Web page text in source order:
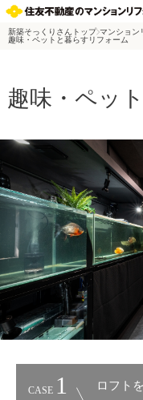
新築そっくりさんトップ マンション
趣味・ペットと暮らすリフォーム
趣味・ペッ
CASE 1 ロフト